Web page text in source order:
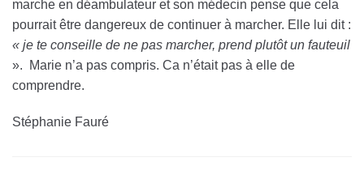
marche en déambulateur et son médecin pense que cela
pourrait être dangereux de continuer à marcher. Elle lui dit :
« je te conseille de ne pas marcher, prend plutôt un fauteuil
». Marie n’a pas compris. Ca n’était pas à elle de
comprendre.
Stéphanie Fauré